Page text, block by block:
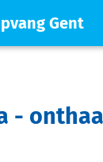
Gent
-